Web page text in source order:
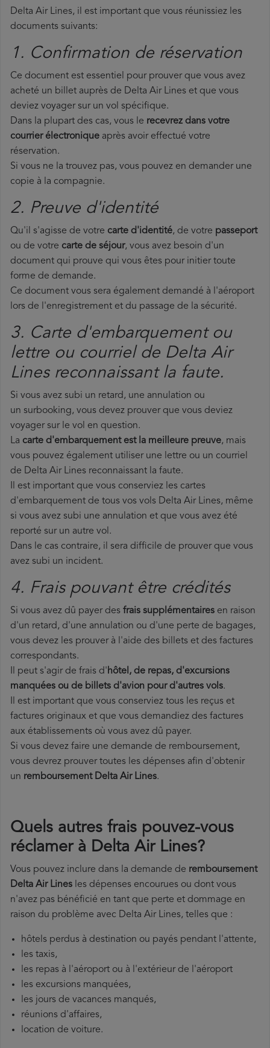
Delta Air Lines, il est important que vous réunissiez les
documents suivants:
1. Confirmation de réservation
Ce document est essentiel pour prouver que vous avez
acheté un billet auprès de Delta Air Lines et que vous
deviez voyager sur un vol spécifique.
Dans la plupart des cas, vous le recevrez dans votre
courrier électronique après avoir effectué votre
réservation.
Si vous ne la trouvez pas, vous pouvez en demander une
copie à la compagnie.
2. Preuve d'identité
Qu'il s'agisse de votre carte d'identité, de votre passeport
ou de votre carte de séjour, vous avez besoin d'un
document qui prouve qui vous êtes pour initier toute
forme de demande.
Ce document vous sera également demandé à l'aéroport
lors de l'enregistrement et du passage de la sécurité.
3. Carte d'embarquement ou
lettre ou courriel de Delta Air
Lines reconnaissant la faute.
Si vous avez subi un retard, une annulation ou
un surbooking, vous devez prouver que vous deviez
voyager sur le vol en question.
La carte d'embarquement est la meilleure preuve, mais
vous pouvez également utiliser une lettre ou un courriel
de Delta Air Lines reconnaissant la faute.
Il est important que vous conserviez les cartes
d'embarquement de tous vos vols Delta Air Lines, même
si vous avez subi une annulation et que vous avez été
reporté sur un autre vol.
Dans le cas contraire, il sera difficile de prouver que vous
avez subi un incident.
4. Frais pouvant être crédités
Si vous avez dû payer des frais supplémentaires en raison
d'un retard, d'une annulation ou d'une perte de bagages,
vous devez les prouver à l'aide des billets et des factures
correspondants.
Il peut s'agir de frais d'hôtel, de repas, d'excursions
manquées ou de billets d'avion pour d'autres vols.
Il est important que vous conserviez tous les reçus et
factures originaux et que vous demandiez des factures
aux établissements où vous avez dû payer.
Si vous devez faire une demande de remboursement,
vous devrez prouver toutes les dépenses afin d'obtenir
un remboursement Delta Air Lines.
Quels autres frais pouvez-vous
réclamer à Delta Air Lines?
Vous pouvez inclure dans la demande de remboursement
Delta Air Lines les dépenses encourues ou dont vous
n'avez pas bénéficié en tant que perte et dommage en
raison du problème avec Delta Air Lines, telles que :
hôtels perdus à destination ou payés pendant l'attente,
les taxis,
les repas à l'aéroport ou à l'extérieur de l'aéroport
les excursions manquées,
les jours de vacances manqués,
réunions d'affaires,
location de voiture.